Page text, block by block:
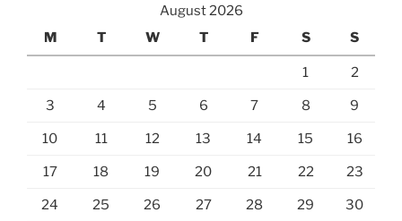
August 2026
M
T W T F S S
1 2
3 4 5 6 7 8 9
10 11 12 13 14 15 16
17 18 19 20 21 22 23
24 25 26 27 28 29 30